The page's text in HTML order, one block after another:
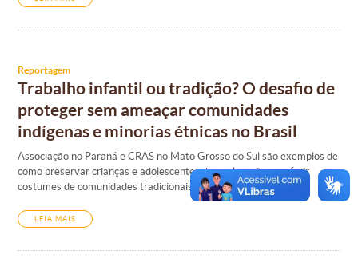
Reportagem
Trabalho infantil ou tradição? O desafio de
proteger sem ameaçar comunidades
indígenas e minorias étnicas no Brasil
Associação no Paraná e CRAS no Mato Grosso do Sul são exemplos de
como preservar crianças e adolescentes da exploração sem ferir
costumes de comunidades tradicionais.
LEIA MAIS